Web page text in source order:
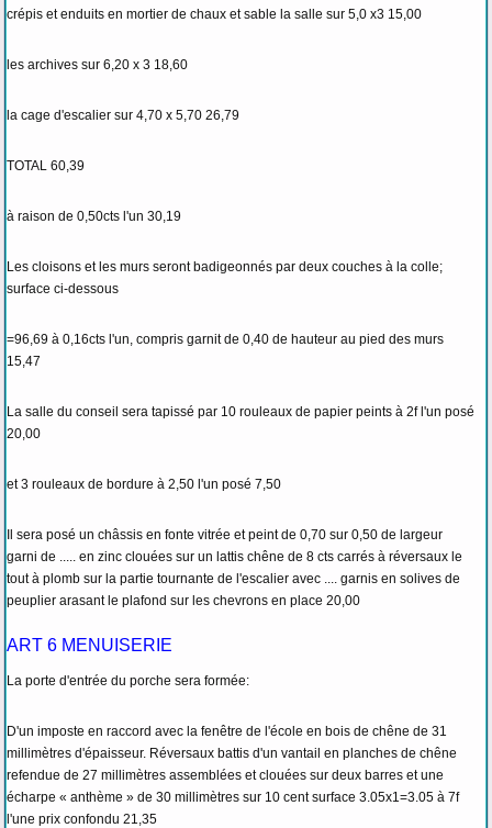
crépis et enduits en mortier de chaux et sable la salle sur 5,0 x3 15,00
les archives sur 6,20 x 3 18,60
la cage d'escalier sur 4,70 x 5,70 26,79
TOTAL 60,39
à raison de 0,50cts l'un 30,19
Les cloisons et les murs seront badigeonnés par deux couches à la colle;
surface ci-dessous
=96,69 à 0,16cts l'un, compris garnit de 0,40 de hauteur au pied des murs
15,47
La salle du conseil sera tapissé par 10 rouleaux de papier peints à 2f l'un posé
20,00
et 3 rouleaux de bordure à 2,50 l'un posé 7,50
Il sera posé un châssis en fonte vitrée et peint de 0,70 sur 0,50 de largeur
garni de ..... en zinc clouées sur un lattis chêne de 8 cts carrés à réversaux le
tout à plomb sur la partie tournante de l'escalier avec .... garnis en solives de
peuplier arasant le plafond sur les chevrons en place 20,00
ART 6 MENUISERIE
La porte d'entrée du porche sera formée:
D'un imposte en raccord avec la fenêtre de l'école en bois de chêne de 31
millimètres d'épaisseur. Réversaux battis d'un vantail en planches de chêne
refendue de 27 millimètres assemblées et clouées sur deux barres et une
écharpe « anthème » de 30 millimètres sur 10 cent surface 3.05x1=3.05 à 7f
l'une prix confondu 21,35